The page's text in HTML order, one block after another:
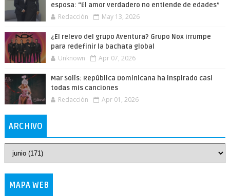
esposa: “El amor verdadero no entiende de edades”
Redacción May 13, 2026
¿El relevo del grupo Aventura? Grupo Nox irrumpe
para redefinir la bachata global
Unknown Apr 07, 2026
Mar Solís: República Dominicana ha inspirado casi
todas mis canciones
Redacción Apr 01, 2026
ARCHIVO
MAPA WEB